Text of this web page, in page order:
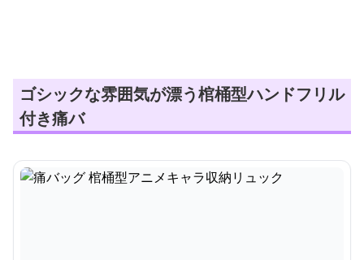
ゴシックな雰囲気が漂う棺桶型ハンドフリル
付き痛バ